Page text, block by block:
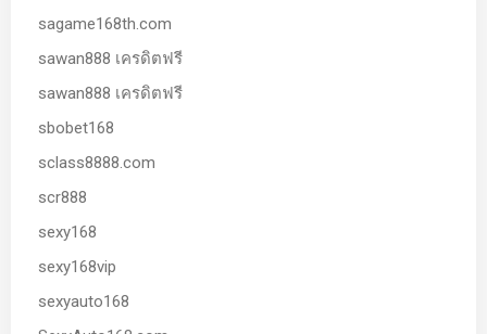
sagame168th.com
sawan888 เครดิตฟรี
sawan888 เครดิตฟรี
sbobet168
sclass8888.com
scr888
sexy168
sexy168vip
sexyauto168